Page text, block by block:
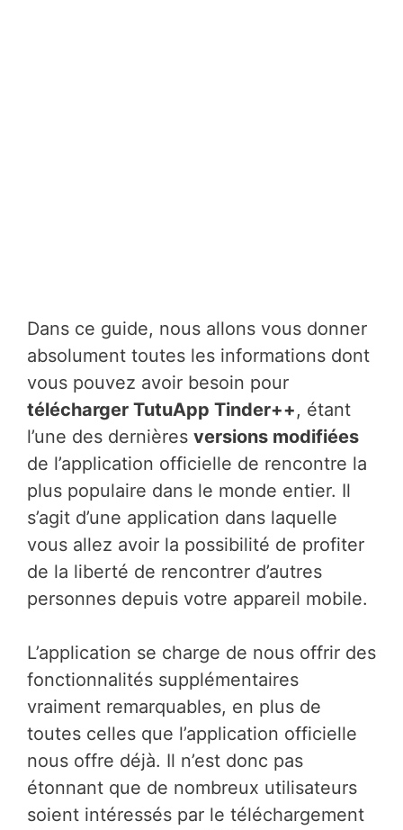
Dans ce guide, nous allons vous donner
absolument toutes les informations dont
vous pouvez avoir besoin pour
télécharger TutuApp Tinder++, étant
l’une des dernières versions modifiées
de l’application officielle de rencontre la
plus populaire dans le monde entier. Il
s’agit d’une application dans laquelle
vous allez avoir la possibilité de profiter
de la liberté de rencontrer d’autres
personnes depuis votre appareil mobile.
L’application se charge de nous offrir des
fonctionnalités supplémentaires
vraiment remarquables, en plus de
toutes celles que l’application officielle
nous offre déjà. Il n’est donc pas
étonnant que de nombreux utilisateurs
soient intéressés par le téléchargement